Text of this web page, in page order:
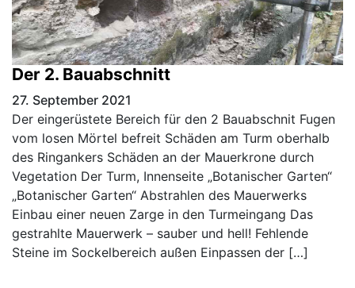
Der 2. Bauabschnitt
27. September 2021
Der eingerüstete Bereich für den 2 Bauabschnit Fugen
vom losen Mörtel befreit Schäden am Turm oberhalb
des Ringankers Schäden an der Mauerkrone durch
Vegetation Der Turm, Innenseite „Botanischer Garten“
„Botanischer Garten“ Abstrahlen des Mauerwerks
Einbau einer neuen Zarge in den Turmeingang Das
gestrahlte Mauerwerk – sauber und hell! Fehlende
Steine im Sockelbereich außen Einpassen der […]